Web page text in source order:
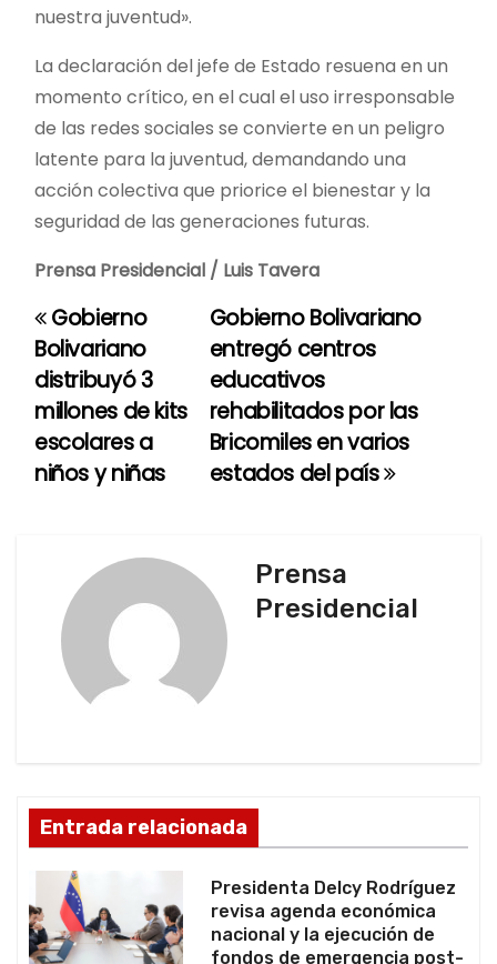
nuestra juventud».
La declaración del jefe de Estado resuena en un
momento crítico, en el cual el uso irresponsable
de las redes sociales se convierte en un peligro
latente para la juventud, demandando una
acción colectiva que priorice el bienestar y la
seguridad de las generaciones futuras.
Prensa Presidencial / Luis Tavera
N
a
v
e
e
n
Gobierno Bolivariano
entregó centros
educativos
rehabilitados por las
Bricomiles en varios
estados del país
Gobierno
Bolivariano
distribuyó 3
millones de kits
escolares a
niños y niñas
Prensa
Presidencial
Entrada relacionada
Presidenta Delcy Rodríguez
revisa agenda económica
nacional y la ejecución de
fondos de emergencia post-